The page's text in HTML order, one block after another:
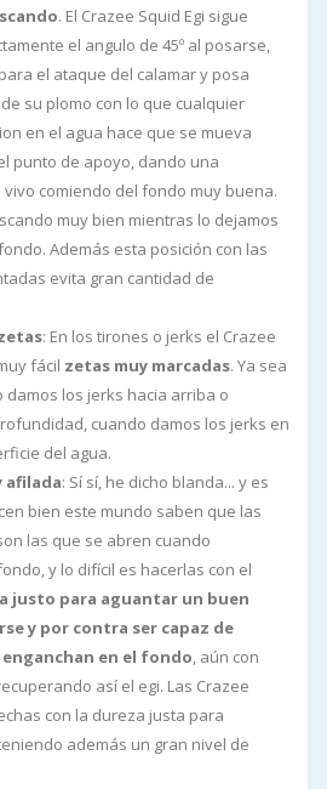
. El Crazee Squid Egi sigue
el angulo de 45º al posarse,
el ataque del calamar y posa
su plomo con lo que cualquier
en el agua hace que se mueva
punto de apoyo, dando una
comiendo del fondo muy buena.
muy bien mientras lo dejamos
Además esta posición con las
evita gran cantidad de
: En los tirones o jerks el Crazee
fácil zetas muy marcadas. Ya sea
damos los jerks hacia arriba o
cuando damos los jerks en
del agua.
afilada: Sí sí, he dicho blanda... y es
bien este mundo saben que las
las que se abren cuando
y lo difícil es hacerlas con el
justo para aguantar un buen
y por contra ser capaz de
en el fondo, aún con
así el egi. Las Crazee
con la dureza justa para
además un gran nivel de